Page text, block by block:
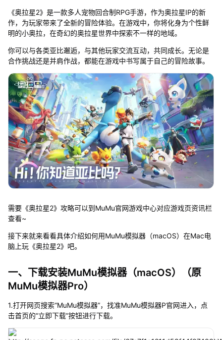
《奥拉星2》是一款多人宠物回合制RPG手游，作为奥拉星IP的新
作，为玩家带来了全新的冒险体验。在游戏中，你将化身为个性鲜
明的小奥拉，在奇幻的奥拉星世界中探索不一样的地域。
你可以与各类亚比邂逅，与其他玩家交流互动，共同成长。无论是
合作挑战还是并肩作战，都能在游戏中书写属于自己的冒险故事。
需要《奥拉星2》攻略可以到MuMu官网游戏中心对应游戏页资讯栏
查看~
接下来就来看看具体介绍如何用MuMu模拟器（macOS）在Mac电
脑上玩《奥拉星2》吧。
一、下载安装MuMu模拟器（macOS）（原
MuMu模拟器Pro）
1.打开网页搜索“MuMu模拟器”，找准MuMu模拟器P官网进入，点
击首页的“立即下载”按钮进行下载。